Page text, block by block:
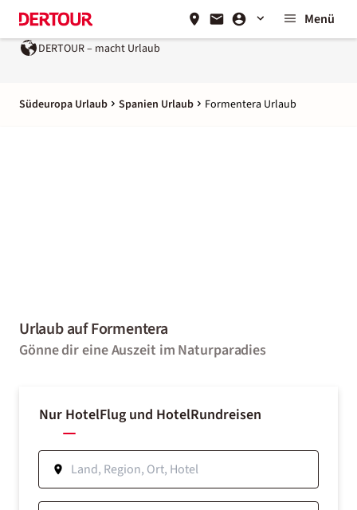
Menü
– macht Urlaub Ein Unternehmen der
Südeuropa Urlaub Spanien Urlaub Formentera Urlaub
Urlaub auf Formentera
Gönne dir eine Auszeit im Naturparadies
Nur HotelFlug und HotelRundreisen